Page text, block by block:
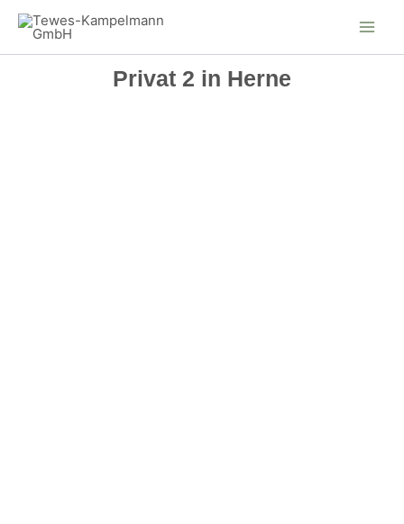
Zum
Inhalt
springen
Privat 2 in Herne